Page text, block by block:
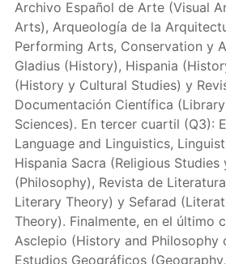
Archivo Español de Arte (Visual
Arts), Arqueología de la
Performing Arts, Conservation y
Gladius (History), Hispania
(History y Cultural Studies) y
Documentación Científica
Sciences). En tercer cuartil (Q3):
Language and Linguistics,
Hispania Sacra (Religious
(Philosophy), Revista de
Literary Theory) y Sefarad
Theory). Finalmente, en el último
Asclepio (History and Philosophy
Estudios Geográficos